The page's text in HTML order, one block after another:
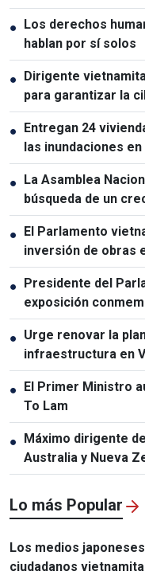
● Los derechos
hablan por sí solos
● Dirigente
para garantizar la
● Entregan 24
las inundaciones en
● La Asamblea
búsqueda de un
● El Parlamento
inversión de obras
● Presidente del
exposición
relaciones
● Urge renovar la
infraestructura en
● El Primer Ministro
To Lam
● Máximo dirigente
Australia y Nueva
Lo más Popular
Los medios
ciudadanos